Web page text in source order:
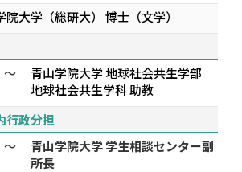
大学（総研大） 博士（文学）
～
青山学院大学 地球社会共生学部
地球社会共生学科 助教
行政分担
～
青山学院大学 学生相談センター副
所長